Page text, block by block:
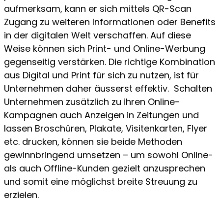
aufmerksam, kann er sich mittels QR-Scan
Zugang zu weiteren Informationen oder Benefits
in der digitalen Welt verschaffen. Auf diese
Weise können sich Print- und Online-Werbung
gegenseitig verstärken. Die richtige Kombination
aus Digital und Print für sich zu nutzen, ist für
Unternehmen daher äusserst effektiv. Schalten
Unternehmen zusätzlich zu ihren Online-
Kampagnen auch Anzeigen in Zeitungen und
lassen Broschüren, Plakate, Visitenkarten, Flyer
etc. drucken, können sie beide Methoden
gewinnbringend umsetzen – um sowohl Online-
als auch Offline-Kunden gezielt anzusprechen
und somit eine möglichst breite Streuung zu
erzielen.